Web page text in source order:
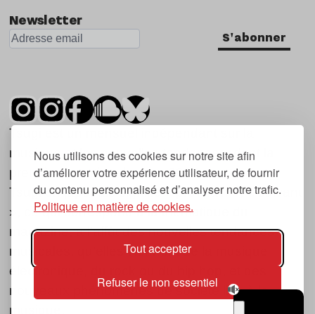
Nous utilisons des cookies sur notre site afin
d’améliorer votre expérience utilisateur, de fournir
du contenu personnalisé et d’analyser notre trafic.
Politique en matière de cookies.
Tout accepter
Refuser le non essentiel
Newsletter
S'abonner
Tsugi est un mensuel indépendant sur la
musique et les nouvelles tendances, dont la
première parution date de 2007.
Tsugi en japonais signifie « prochain », « suivant
», ce qui correspond à la thématique du
magazine, à l’affût des nouvelles tendances
musicales, qu’elles viennent de la musique
électronique, du rock ou du hip hop, et des
nouveaux phénomènes de société liés à la
musique.